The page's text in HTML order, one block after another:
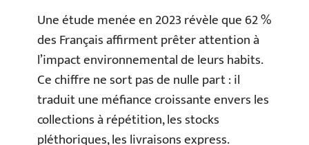
Une étude menée en 2023 révèle que 62 %
des Français affirment prêter attention à
l’impact environnemental de leurs habits.
Ce chiffre ne sort pas de nulle part : il
traduit une méfiance croissante envers les
collections à répétition, les stocks
pléthoriques, les livraisons express.